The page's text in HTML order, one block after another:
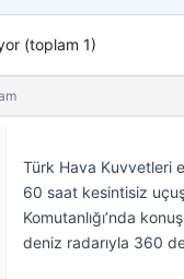
(toplam 1)
Türk Hava Kuvvetleri
60 saat kesintisiz
Komutanlığı’nda
deniz radarıyla 360